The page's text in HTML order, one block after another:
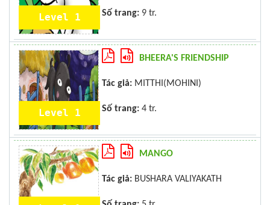
Level 1 Số trang: 9 tr.
Level 1
BHEERA'S FRIENDSHIP
Tác giả: MITTHI(MOHINI)
Số trang: 4 tr.
MANGO
Tác giả: BUSHARA VALIYAKATH